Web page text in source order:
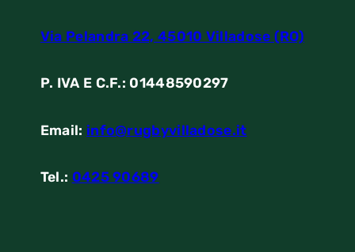
Via Pelandra 22, 45010 Villadose (RO)
P. IVA E C.F.: 01448590297
Email: info@rugbyvilladose.it
Tel.: 0425 90689